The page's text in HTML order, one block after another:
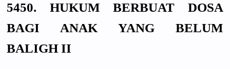
5450. HUKUM BERBUAT DOSA
BAGI ANAK YANG BELUM
BALIGH II